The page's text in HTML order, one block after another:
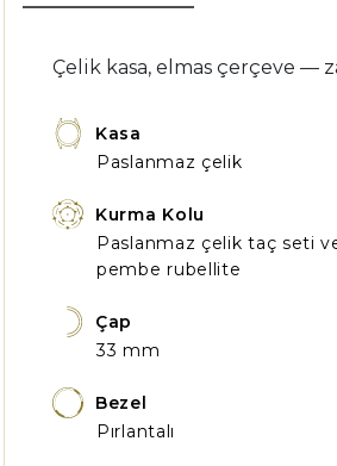
Çelik kasa, elmas çerçeve —
Kasa
Paslanmaz çelik
Kurma Kolu
Paslanmaz çelik taç seti
pembe rubellite
Çap
33 mm
Bezel
Pırlantalı